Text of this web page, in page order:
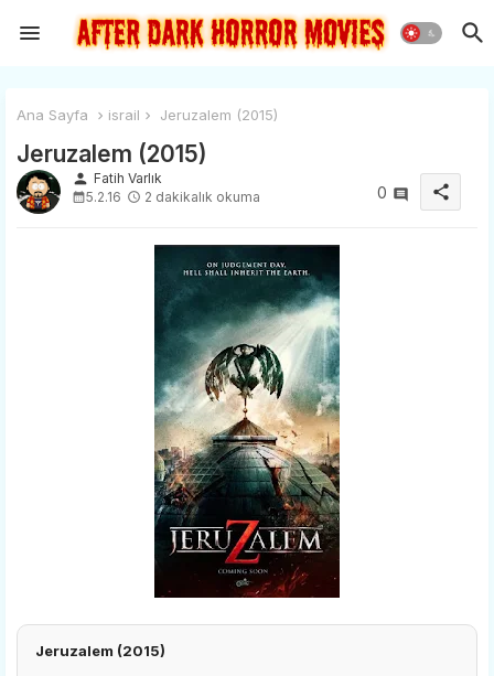
Ana Sayfa israil Jeruzalem (2015)
Jeruzalem (2015)
person Fatih Varlık
5.2.16
2 dakikalık okuma 0 share
Jeruzalem (2015)